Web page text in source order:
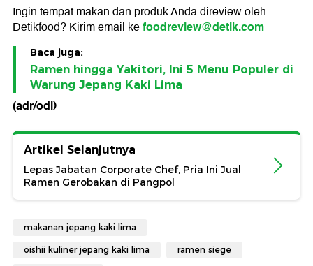
Ingin tempat makan dan produk Anda direview oleh
Detikfood? Kirim email kefoodreview@detik.com
Baca juga:
Ramen hingga Yakitori, Ini 5 Menu Populer di
Warung Jepang Kaki Lima
(adr/odi)
Artikel Selanjutnya
Lepas Jabatan Corporate Chef, Pria Ini Jual
Ramen Gerobakan di Pangpol
makanan jepang kaki lima
oishii kuliner jepang kaki lima ramen siege